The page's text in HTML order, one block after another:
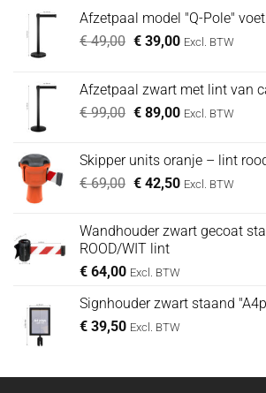
Afzetpaal model "Q-Pole"
€49,00 Oorspronkelijke
€ 49,00.
€39,00Huidige
€ 39,00.
Excl. BTW
Afzetpaal zwart met lint van
€99,00 Oorspronkelijke
€ 99,00.
€89,00Huidige
€ 89,00.
Excl. BTW
Skipper units oranje – lint
€69,00 Oorspronkelijke
€ 69,00.
€42,50Huidige
€ 42,50.
Excl. BTW
Wandhouder zwart gecoat
ROOD/WIT lint
€ 64,00 Excl. BTW
Signhouder zwart staand
€ 39,50 Excl. BTW